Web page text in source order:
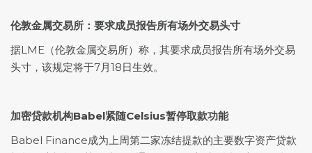
伦敦金属交易所：要求成员报告所有场外交易头寸
据LME（伦敦金属交易所）称，其要求成员报告所有场外交易
头寸，该规定将于7月18日生效。
加密贷款机构Babel紧随Celsius暂停取款功能
Babel Finance成为上周第二家冻结提款的主要数字资产贷款